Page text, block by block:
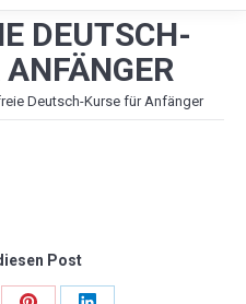
DEUTSCH-
Deutsch-Kurse für Anfänger
Post